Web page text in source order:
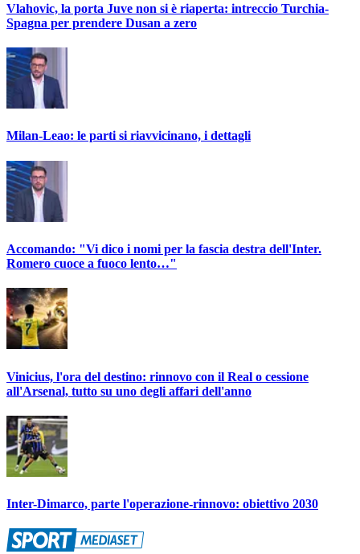
Vlahovic, la porta Juve non si è riaperta: intreccio Turchia-
Spagna per prendere Dusan a zero
Milan-Leao: le parti si riavvicinano, i dettagli
Accomando: "Vi dico i nomi per la fascia destra dell'Inter.
Romero cuoce a fuoco lento…"
Vinicius, l'ora del destino: rinnovo con il Real o cessione
all'Arsenal, tutto su uno degli affari dell'anno
Inter-Dimarco, parte l'operazione-rinnovo: obiettivo 2030